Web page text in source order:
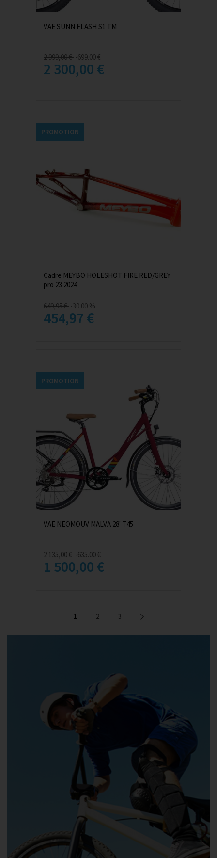
VAE SUNN FLASH S1 TM
2 999,00 € -699.00 €
2 300,00 €
PROMOTION
Cadre MEYBO HOLESHOT FIRE RED/GREY
pro 23 2024
649,95 € -30.00 %
454,97 €
PROMOTION
VAE NEOMOUV MALVA 28' T45
2 135,00 € -635.00 €
1 500,00 €
1 2 3